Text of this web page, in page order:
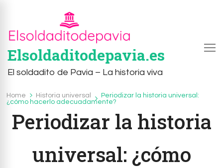
Elsoldaditodepavia.es
El soldadito de Pavia – La historia viva
Home Historia universal
Periodizar la historia universal:
¿cómo hacerlo adecuadamente?
Historia universal
Periodizar la historia
universal: ¿cómo